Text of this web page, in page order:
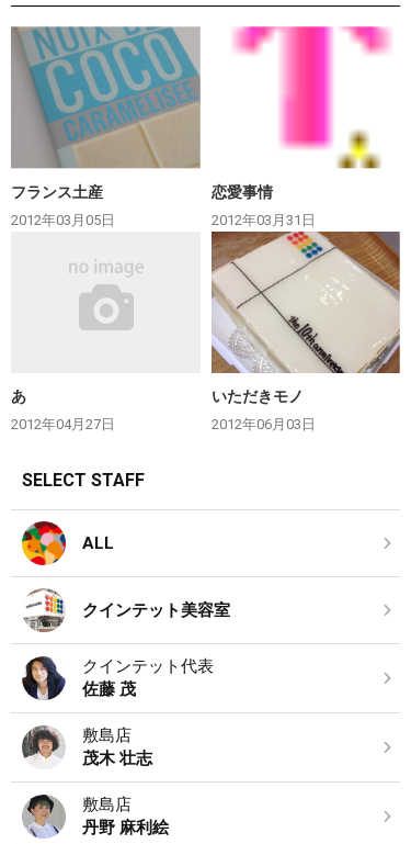
フランス土産
2012年03月05日
恋愛事情
2012年03月31日
あ
2012年04月27日
いただきモノ
2012年06月03日
SELECT STAFF
ALL
クインテット美容室
クインテット代表
佐藤 茂
敷島店
茂木 壮志
敷島店
丹野 麻利絵